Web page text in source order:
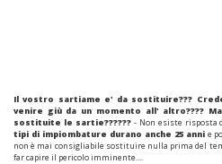
Il vostro sartiame e' da sostituire???
venire giù da un momento all' altro????
sostituite le sartie??????- Non esiste risposta
tipi di impiombature durano anche 25 annie
non è mai consigliabile sostituire nulla prima del
far capire il pericolo imminente....